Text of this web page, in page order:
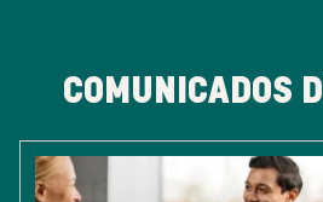
COMUNICADOS